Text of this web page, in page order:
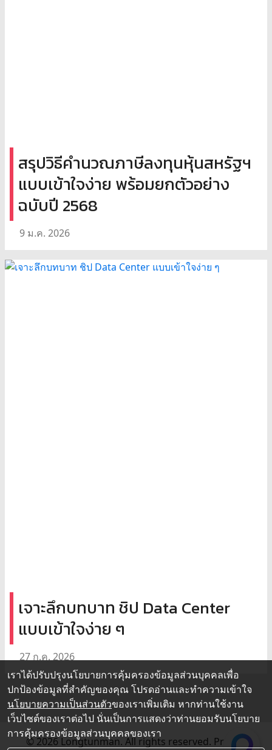
สรุปวิธีคำนวณภาษีลงทุนหุ้นสหรัฐฯ
แบบเข้าใจง่าย พร้อมยกตัวอย่าง
ฉบับปี 2568
9 ม.ค. 2026
เจาะลึกบทบาท ชิป Data Center
แบบเข้าใจง่าย ๆ
27 ก.ค. 2026
© 2026 Longtunman. All rights reserved. Privacy
เราได้ปรับปรุงนโยบายการคุ้มครองข้อมูลส่วนบุคคลเพื่อ
ปกป้องข้อมูลที่สำคัญของคุณ โปรดอ่านและทำความเข้าใจ
นโยบายความเป็นส่วนตัวของเราเพิ่มเติม หากท่านใช้งาน
เว็บไซต์ของเราต่อไป นั่นเป็นการแสดงว่าท่านยอมรับนโยบาย
การคุ้มครองข้อมูลส่วนบุคคลของเรา